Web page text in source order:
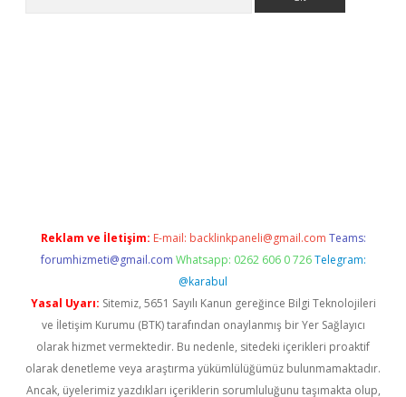
Reklam ve İletişim: E-mail: backlinkpaneli@gmail.com Teams:
forumhizmeti@gmail.com Whatsapp: 0262 606 0 726 Telegram:
@karabul
Yasal Uyarı: Sitemiz, 5651 Sayılı Kanun gereğince Bilgi Teknolojileri
ve İletişim Kurumu (BTK) tarafından onaylanmış bir Yer Sağlayıcı
olarak hizmet vermektedir. Bu nedenle, sitedeki içerikleri proaktif
olarak denetleme veya araştırma yükümlülüğümüz bulunmamaktadır.
Ancak, üyelerimiz yazdıkları içeriklerin sorumluluğunu taşımakta olup,